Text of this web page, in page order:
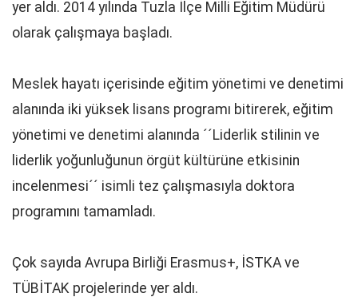
yer aldı. 2014 yılında Tuzla İlçe Milli Eğitim Müdürü
olarak çalışmaya başladı.
Meslek hayatı içerisinde eğitim yönetimi ve denetimi
alanında iki yüksek lisans programı bitirerek, eğitim
yönetimi ve denetimi alanında ´´Liderlik stilinin ve
liderlik yoğunluğunun örgüt kültürüne etkisinin
incelenmesi´´ isimli tez çalışmasıyla doktora
programını tamamladı.
Çok sayıda Avrupa Birliği Erasmus+, İSTKA ve
TÜBİTAK projelerinde yer aldı.